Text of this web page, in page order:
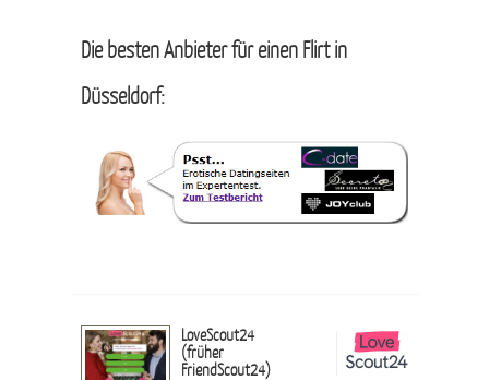
Die besten Anbieter für einen Flirt in
Düsseldorf:
LoveScout24
(früher
FriendScout24)